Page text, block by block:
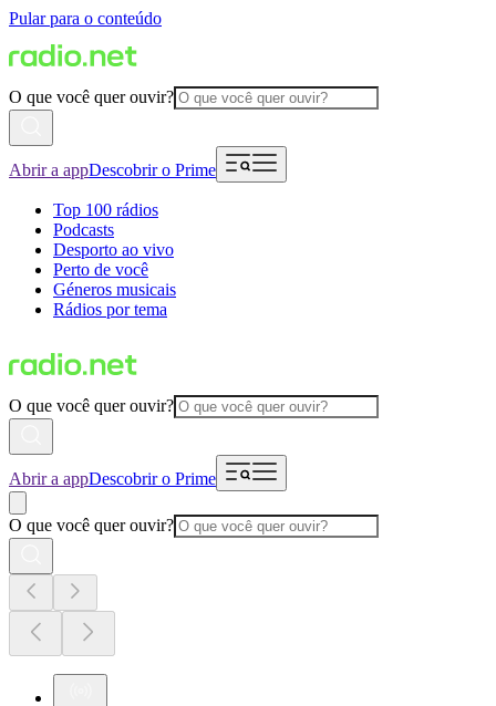
Pular para o conteúdo
O que você quer ouvir?
Abrir a appDescobrir o Prime
Top 100 rádios
Podcasts
Desporto ao vivo
Perto de você
Géneros musicais
Rádios por tema
O que você quer ouvir?
Abrir a appDescobrir o Prime
O que você quer ouvir?